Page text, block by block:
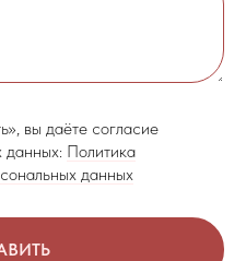
вы даёте согласие
данных: Политика
данных